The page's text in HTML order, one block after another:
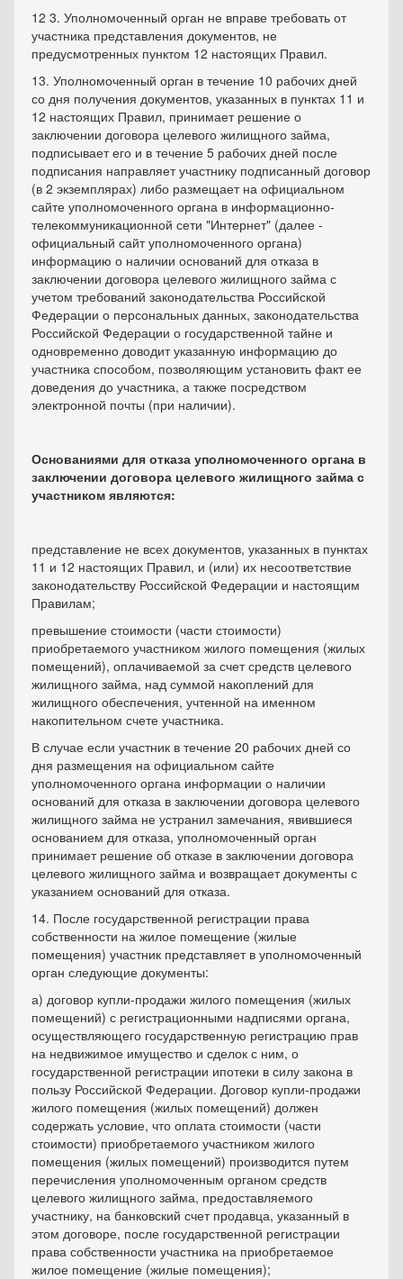
12 3. Уполномоченный орган не вправе требовать от
участника представления документов, не
предусмотренных пунктом 12 настоящих Правил.
13. Уполномоченный орган в течение 10 рабочих дней
со дня получения документов, указанных в пунктах 11 и
12 настоящих Правил, принимает решение о
заключении договора целевого жилищного займа,
подписывает его и в течение 5 рабочих дней после
подписания направляет участнику подписанный договор
(в 2 экземплярах) либо размещает на официальном
сайте уполномоченного органа в информационно-
телекоммуникационной сети "Интернет" (далее -
официальный сайт уполномоченного органа)
информацию о наличии оснований для отказа в
заключении договора целевого жилищного займа с
учетом требований законодательства Российской
Федерации о персональных данных, законодательства
Российской Федерации о государственной тайне и
одновременно доводит указанную информацию до
участника способом, позволяющим установить факт ее
доведения до участника, а также посредством
электронной почты (при наличии).
Основаниями для отказа уполномоченного органа в
заключении договора целевого жилищного займа с
участником являются:
представление не всех документов, указанных в пунктах
11 и 12 настоящих Правил, и (или) их несоответствие
законодательству Российской Федерации и настоящим
Правилам;
превышение стоимости (части стоимости)
приобретаемого участником жилого помещения (жилых
помещений), оплачиваемой за счет средств целевого
жилищного займа, над суммой накоплений для
жилищного обеспечения, учтенной на именном
накопительном счете участника.
В случае если участник в течение 20 рабочих дней со
дня размещения на официальном сайте
уполномоченного органа информации о наличии
оснований для отказа в заключении договора целевого
жилищного займа не устранил замечания, явившиеся
основанием для отказа, уполномоченный орган
принимает решение об отказе в заключении договора
целевого жилищного займа и возвращает документы с
указанием оснований для отказа.
14. После государственной регистрации права
собственности на жилое помещение (жилые
помещения) участник представляет в уполномоченный
орган следующие документы:
а) договор купли-продажи жилого помещения (жилых
помещений) с регистрационными надписями органа,
осуществляющего государственную регистрацию прав
на недвижимое имущество и сделок с ним, о
государственной регистрации ипотеки в силу закона в
пользу Российской Федерации. Договор купли-продажи
жилого помещения (жилых помещений) должен
содержать условие, что оплата стоимости (части
стоимости) приобретаемого участником жилого
помещения (жилых помещений) производится путем
перечисления уполномоченным органом средств
целевого жилищного займа, предоставляемого
участнику, на банковский счет продавца, указанный в
этом договоре, после государственной регистрации
права собственности участника на приобретаемое
жилое помещение (жилые помещения);